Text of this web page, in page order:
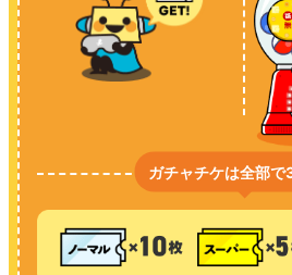
ガチャチケは全部で